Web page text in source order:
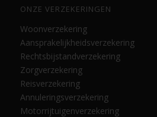
ONZE VERZEKERINGEN
Woonverzekering
Aansprakelijkheidsverzekering
Rechtsbijstandverzekering
Zorgverzekering
Reisverzekering
Annuleringsverzekering
Motorrijtuigenverzekering